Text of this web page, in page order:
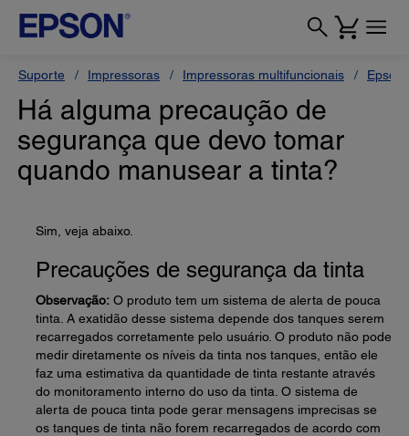
Suporte Impressoras Impressoras multifuncionais Epson
Há alguma precaução de
segurança que devo tomar
quando manusear a tinta?
Sim, veja abaixo.
Precauções de segurança da tinta
Observação: O produto tem um sistema de alerta de pouca
tinta. A exatidão desse sistema depende dos tanques serem
recarregados corretamente pelo usuário. O produto não pode
medir diretamente os níveis da tinta nos tanques, então ele
faz uma estimativa da quantidade de tinta restante através
do monitoramento interno do uso da tinta. O sistema de
alerta de pouca tinta pode gerar mensagens imprecisas se
os tanques de tinta não forem recarregados de acordo com